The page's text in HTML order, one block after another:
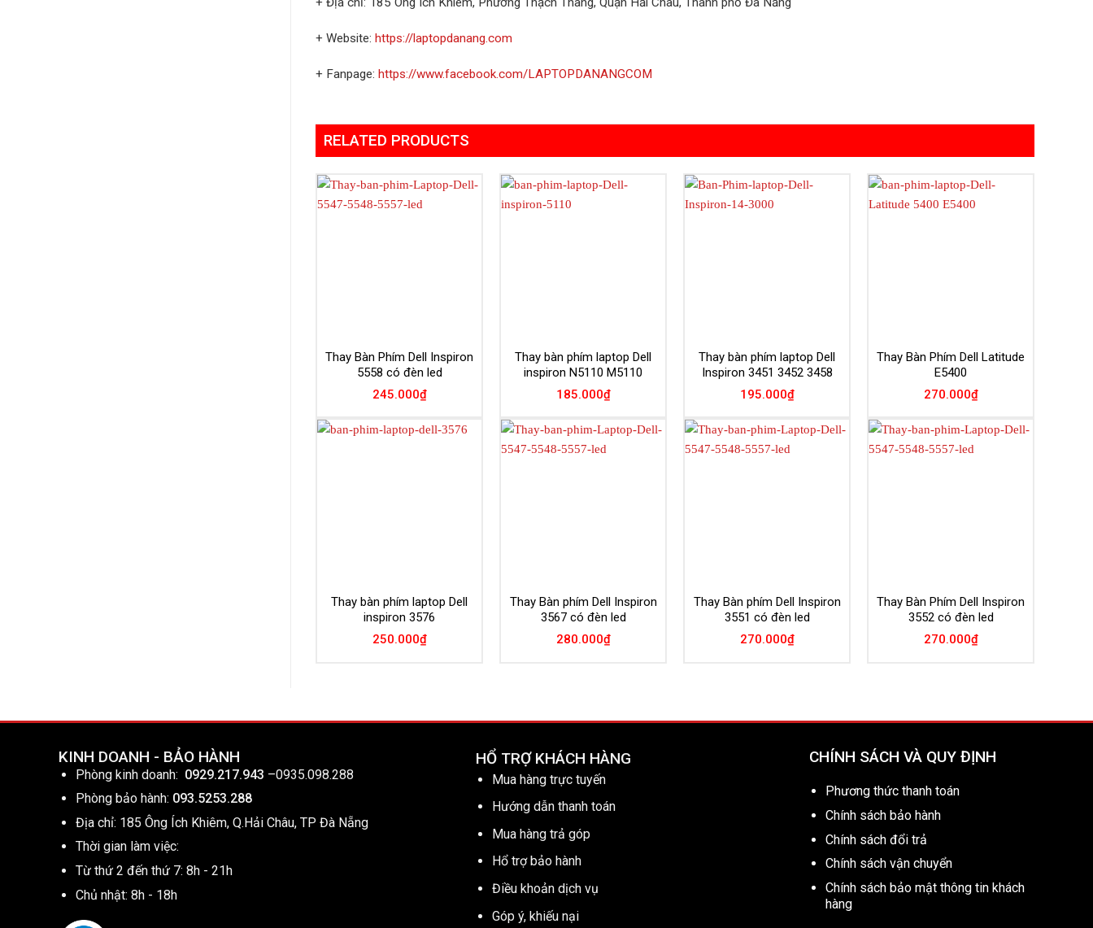
+ Website: https://laptopdanang.com
+ Fanpage: https://www.facebook.com/LAPTOPDANANGCOM
RELATED PRODUCTS
Thay Bàn Phím Dell Inspiron
5558 có đèn led
245.000₫
Thay bàn phím laptop Dell
inspiron N5110 M5110
185.000₫
Thay bàn phím laptop Dell
Inspiron 3451 3452 3458
195.000₫
Thay Bàn Phím Dell Latitude
E5400
270.000₫
Thay bàn phím laptop Dell
inspiron 3576
250.000₫
Thay Bàn phím Dell Inspiron
3567 có đèn led
280.000₫
Thay Bàn phím Dell Inspiron
3551 có đèn led
270.000₫
Thay Bàn Phím Dell Inspiron
3552 có đèn led
270.000₫
KINH DOANH - BẢO HÀNH
Phòng kinh doanh: 0929.217.943 –0935.098.288
Phòng bảo hành: 093.5253.288
Địa chỉ: 185 Ông Ích Khiêm, Q.Hải Châu, TP Đà Nẵng
Thời gian làm việc:
Từ thứ 2 đến thứ 7: 8h - 21h
Chủ nhật: 8h - 18h
HỔ TRỢ KHÁCH HÀNG
Mua hàng trực tuyến
Hướng dẫn thanh toán
Mua hàng trả góp
Hổ trợ bảo hành
Điều khoản dịch vụ
Góp ý, khiếu nại
CHÍNH SÁCH VÀ QUY ĐỊNH
Phương thức thanh toán
Chính sách bảo hành
Chính sách đổi trả
Chính sách vận chuyển
Chính sách bảo mật thông tin khách
hàng